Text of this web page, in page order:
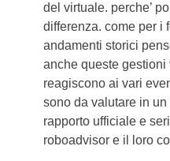
del virtuale. perche’
differenza. come per i
andamenti storici
anche queste
reagiscono ai vari
sono da valutare in
rapporto ufficiale e
roboadvisor e il loro